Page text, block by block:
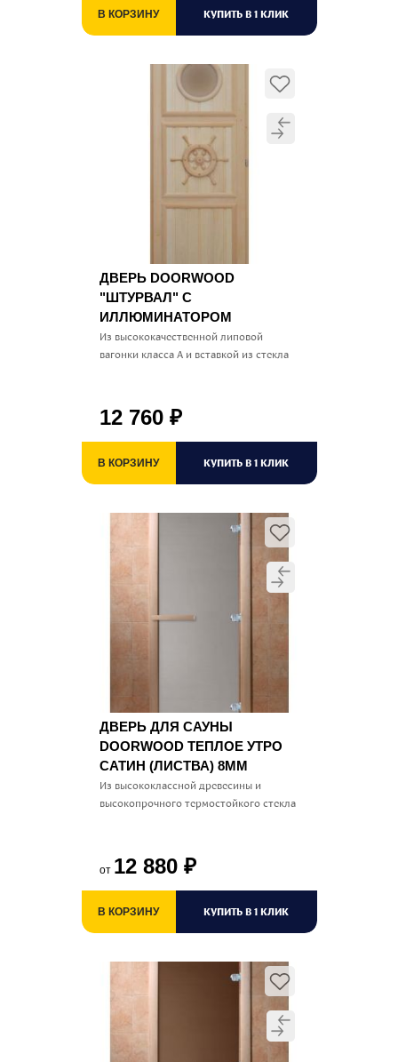
В КОРЗИНУ КУПИТЬ В 1 КЛИК
ДВЕРЬ DOORWOOD
"ШТУРВАЛ" С
ИЛЛЮМИНАТОРОМ
Из высококачественной липовой
вагонки класса А и вставкой из стекла
12 760 ₽
В КОРЗИНУ КУПИТЬ В 1 КЛИК
ДВЕРЬ ДЛЯ САУНЫ
DOORWOOD ТЕПЛОЕ УТРО
САТИН (ЛИСТВА) 8ММ
Из высококлассной древесины и
высокопрочного термостойкого стекла
от 12 880 ₽
В КОРЗИНУ КУПИТЬ В 1 КЛИК